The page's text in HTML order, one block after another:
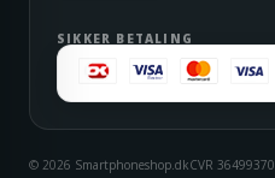
SIKKER BETALING
© 2026 Smartphoneshop.dkCVR